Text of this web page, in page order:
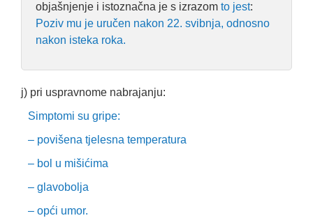
objašnjenje i istoznačna je s izrazom to jest:
Poziv mu je uručen nakon 22. svibnja, odnosno
nakon isteka roka.
j) pri uspravnome nabrajanju:
Simptomi su gripe:
– povišena tjelesna temperatura
– bol u mišićima
– glavobolja
– opći umor.